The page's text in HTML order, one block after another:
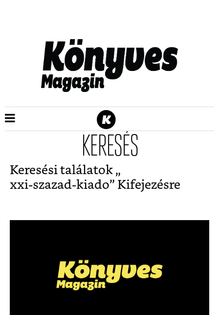
KERESÉS
Keresési találatok „
xxi-szazad-kiado” Kifejezésre